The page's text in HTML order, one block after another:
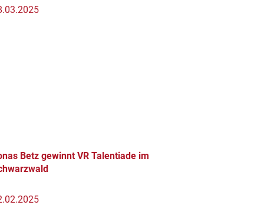
Betz gewinnt VR Talentiade im